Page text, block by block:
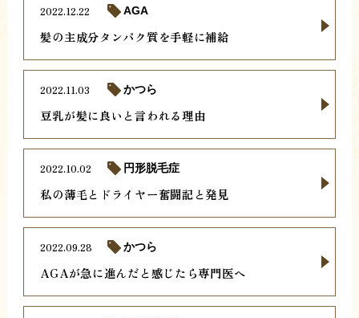
髪の主成分タンパク質を手軽に補給
2022.12.22 AGA
豆乳が髪に良いと言われる理由
2022.11.03 かつら
私の薄毛とドライヤー奮闘記と発見
2022.10.02 円形脱毛症
AGAが急に進んだと感じたら専門医へ
2022.09.28 かつら